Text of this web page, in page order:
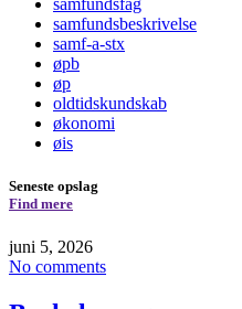
samfundsfag
samfundsbeskrivelse
samf-a-stx
øpb
øp
oldtidskundskab
økonomi
øis
Seneste opslag
Find mere
juni 5, 2026
No comments